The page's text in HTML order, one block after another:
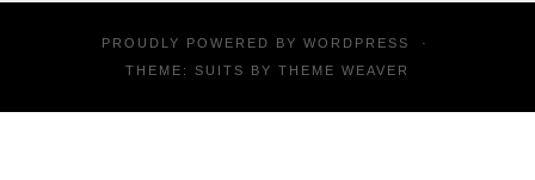
PROUDLY POWERED BY WORDPRESS
·
THEME: SUITS BY THEME WEAVER